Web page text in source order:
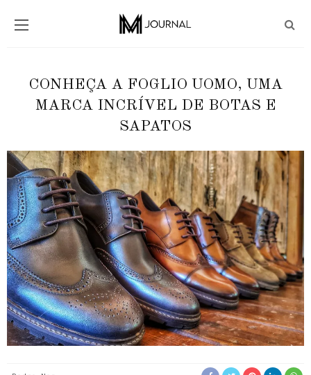
CONHEÇA A FOGLIO UOMO, UMA
MARCA INCRÍVEL DE BOTAS E
SAPATOS